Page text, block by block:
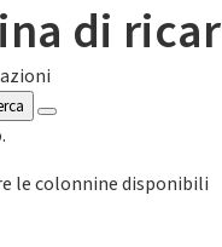
di
le colonnine disponibili